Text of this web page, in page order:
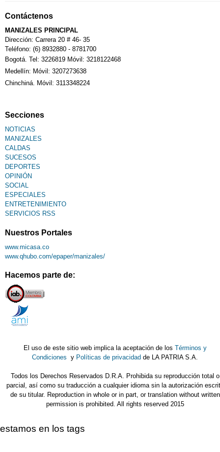
Contáctenos
MANIZALES PRINCIPAL
Dirección: Carrera 20 # 46- 35
Teléfono: (6) 8932880 - 8781700
Bogotá. Tel: 3226819 Móvil: 3218122468
Medellín: Móvil: 3207273638
Chinchiná. Móvil: 3113348224
Secciones
NOTICIAS
MANIZALES
CALDAS
SUCESOS
DEPORTES
OPINIÓN
SOCIAL
ESPECIALES
ENTRETENIMIENTO
SERVICIOS RSS
Nuestros Portales
www.micasa.co
www.qhubo.com/epaper/manizales/
Hacemos parte de:
El uso de este sitio web implica la aceptación de los Términos y
Condiciones y Políticas de privacidad de LA PATRIA S.A.
Todos los Derechos Reservados D.R.A. Prohibida su reproducción total o
parcial, así como su traducción a cualquier idioma sin la autorización
de su titular. Reproduction in whole or in part, or translation without written
permission is prohibited. All rights reserved 2015
estamos en los tags